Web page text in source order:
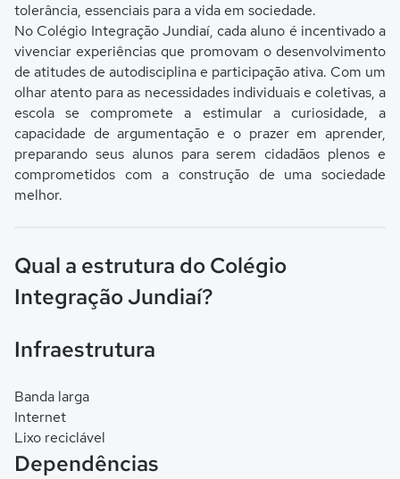
tolerância, essenciais para a vida em sociedade.
No Colégio Integração Jundiaí, cada aluno é incentivado a
vivenciar experiências que promovam o desenvolvimento
de atitudes de autodisciplina e participação ativa. Com um
olhar atento para as necessidades individuais e coletivas, a
escola se compromete a estimular a curiosidade, a
capacidade de argumentação e o prazer em aprender,
preparando seus alunos para serem cidadãos plenos e
comprometidos com a construção de uma sociedade
melhor.
Qual a estrutura do Colégio
Integração Jundiaí?
Infraestrutura
Banda larga
Internet
Lixo reciclável
Dependências